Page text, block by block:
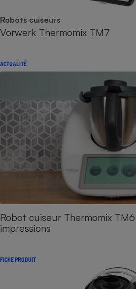
Robots cuiseurs
Vorwerk Thermomix TM7
ACTUALITÉ
Robot cuiseur Thermomix
impressions
FICHE PRODUIT